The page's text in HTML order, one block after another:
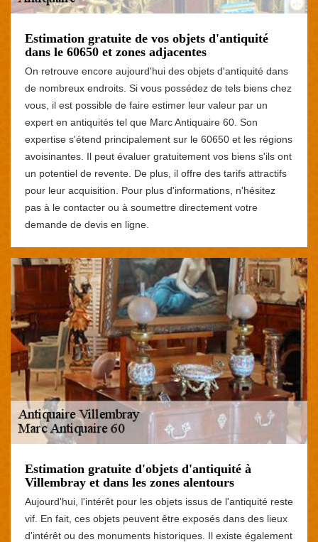
Estimation gratuite de vos objets d'antiquité
dans le 60650 et zones adjacentes
On retrouve encore aujourd'hui des objets d'antiquité dans
de nombreux endroits. Si vous possédez de tels biens chez
vous, il est possible de faire estimer leur valeur par un
expert en antiquités tel que Marc Antiquaire 60. Son
expertise s'étend principalement sur le 60650 et les régions
avoisinantes. Il peut évaluer gratuitement vos biens s'ils ont
un potentiel de revente. De plus, il offre des tarifs attractifs
pour leur acquisition. Pour plus d'informations, n'hésitez
pas à le contacter ou à soumettre directement votre
demande de devis en ligne.
Estimation gratuite d'objets d'antiquité à
Villembray et dans les zones alentours
Aujourd'hui, l'intérêt pour les objets issus de l'antiquité reste
vif. En fait, ces objets peuvent être exposés dans des lieux
d'intérêt ou des monuments historiques. Il existe également